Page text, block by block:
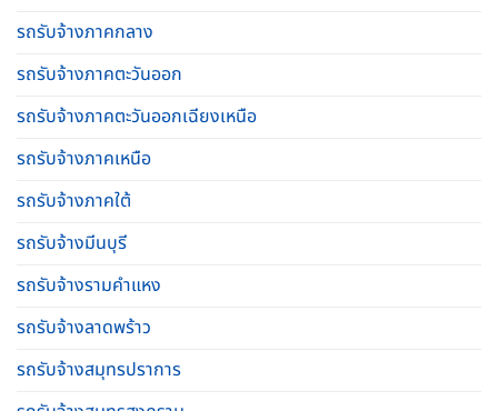
รถรับจ้างภาคกลาง
รถรับจ้างภาคตะวันออก
รถรับจ้างภาคตะวันออกเฉียงเหนือ
รถรับจ้างภาคเหนือ
รถรับจ้างภาคใต้
รถรับจ้างมีนบุรี
รถรับจ้างรามคําแหง
รถรับจ้างลาดพร้าว
รถรับจ้างสมุทรปราการ